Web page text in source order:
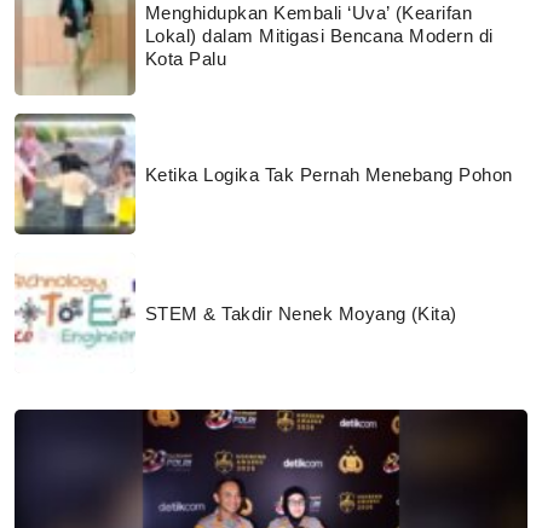
Menghidupkan Kembali ‘Uva’ (Kearifan
Lokal) dalam Mitigasi Bencana Modern di
Kota Palu
Ketika Logika Tak Pernah Menebang Pohon
STEM & Takdir Nenek Moyang (Kita)